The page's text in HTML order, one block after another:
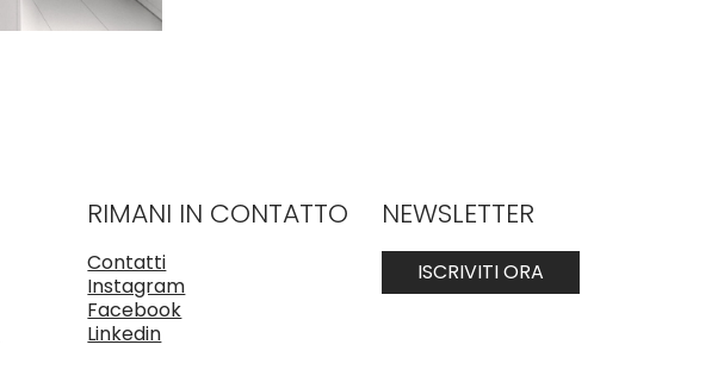
RIMANI IN CONTATTO
Contatti
Instagram
Facebook
Linkedin
NEWSLETTER
ISCRIVITI ORA